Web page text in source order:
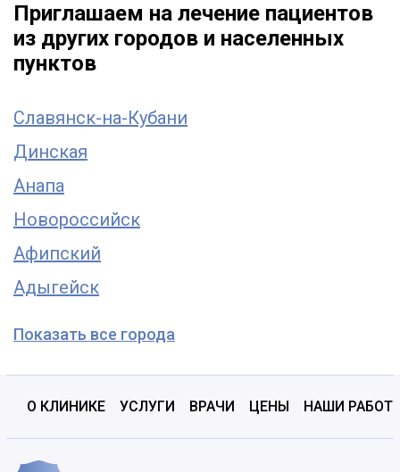
Приглашаем на лечение пациентов
из других городов и населенных
пунктов
Славянск-на-Кубани
Динская
Анапа
Новороссийск
Афипский
Адыгейск
Показать все города
О КЛИНИКЕ УСЛУГИ ВРАЧИ ЦЕНЫ НАШИ